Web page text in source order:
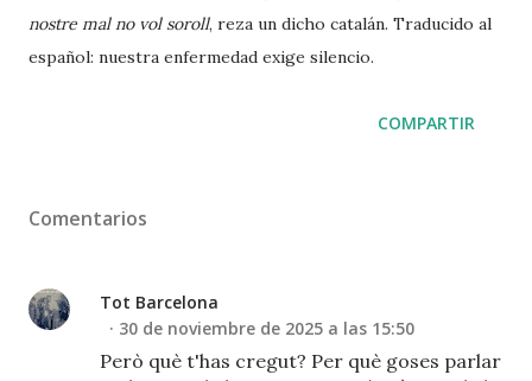
nostre mal no vol soroll, reza un dicho catalán. Traducido al
español: nuestra enfermedad exige silencio.
COMPARTIR
Comentarios
Tot Barcelona
30 de noviembre de 2025 a las 15:50
Però què t'has cregut? Per què goses parlar